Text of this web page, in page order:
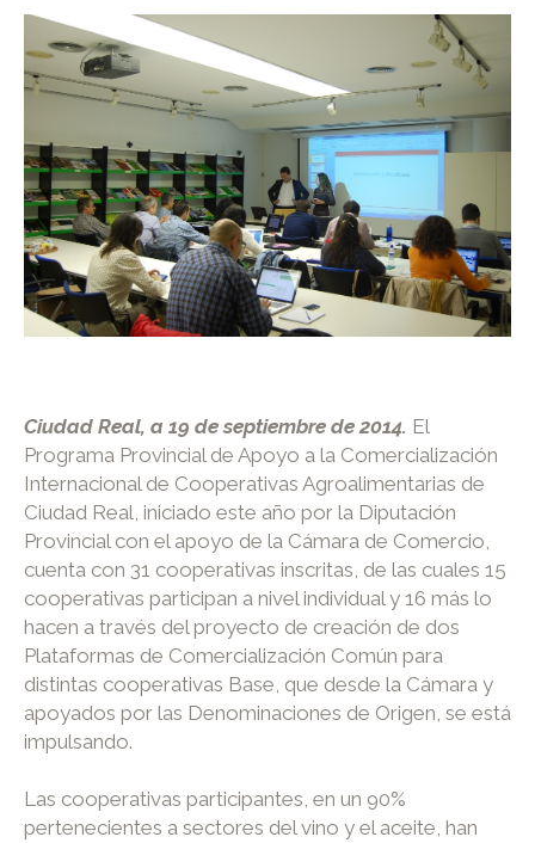
Ciudad Real, a 19 de septiembre de 2014. El
Programa Provincial de Apoyo a la Comercialización
Internacional de Cooperativas Agroalimentarias de
Ciudad Real, iniciado este año por la Diputación
Provincial con el apoyo de la Cámara de Comercio,
cuenta con 31 cooperativas inscritas, de las cuales 15
cooperativas participan a nivel individual y 16 más lo
hacen a través del proyecto de creación de dos
Plataformas de Comercialización Común para
distintas cooperativas Base, que desde la Cámara y
apoyados por las Denominaciones de Origen, se está
impulsando.
Las cooperativas participantes, en un 90%
pertenecientes a sectores del vino y el aceite, han